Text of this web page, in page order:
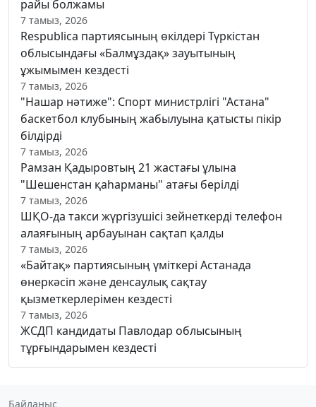
райы болжамы
7 тамыз, 2026
Respublica партиясының өкілдері Түркістан
облысындағы «Балмұздақ» зауытының
ұжымымен кездесті
7 тамыз, 2026
"Нашар нәтиже": Спорт министрлігі "Астана"
баскетбол клубының жабылуына қатысты пікір
білдірді
7 тамыз, 2026
Рамзан Қадыровтың 21 жастағы ұлына
"Шешенстан қаһарманы" атағы берілді
7 тамыз, 2026
ШҚО-да такси жүргізушісі зейнеткерді телефон
алаяғының арбауынан сақтап қалды
7 тамыз, 2026
«Байтақ» партиясының үміткері Астанада
өнеркәсіп және денсаулық сақтау
қызметкерлерімен кездесті
7 тамыз, 2026
ЖСДП кандидаты Павлодар облысының
тұрғындарымен кездесті
Байланыс